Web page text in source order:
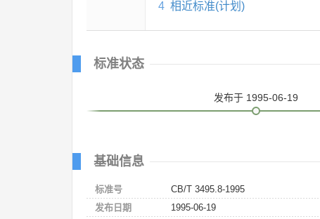
4 相近标准(计划)
标准状态
发布于 1995-06-19
基础信息
标准号
CB/T 3495.8-1995
发布日期
1995-06-19